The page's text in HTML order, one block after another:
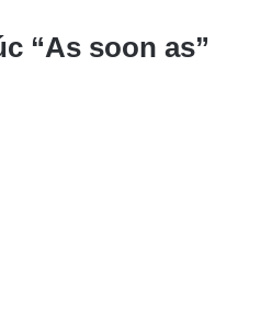
“As soon as”